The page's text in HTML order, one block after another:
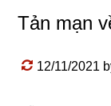
Tản mạn
12/11/2021